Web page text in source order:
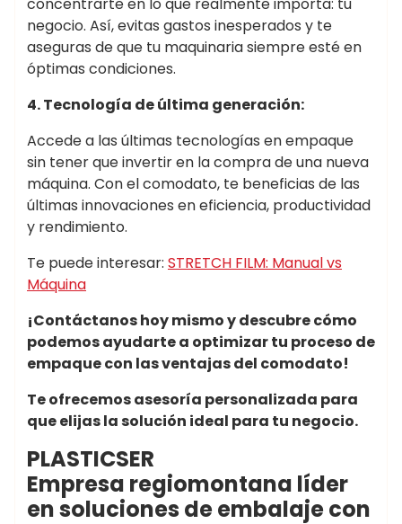
negocio. Así, evitas gastos inesperados y te
aseguras de que tu maquinaria siempre esté en
óptimas condiciones.
4. Tecnología de última generación:
Accede a las últimas tecnologías en empaque
sin tener que invertir en la compra de una nueva
máquina. Con el comodato, te beneficias de las
últimas innovaciones en eficiencia, productividad
y rendimiento.
Te puede interesar: STRETCH FILM: Manual vs
Máquina
¡Contáctanos hoy mismo y descubre cómo
podemos ayudarte a optimizar tu proceso de
empaque con las ventajas del comodato!
Te ofrecemos asesoría personalizada para
que elijas la solución ideal para tu negocio.
PLASTICSER
Empresa regiomontana líder
en soluciones de embalaje con